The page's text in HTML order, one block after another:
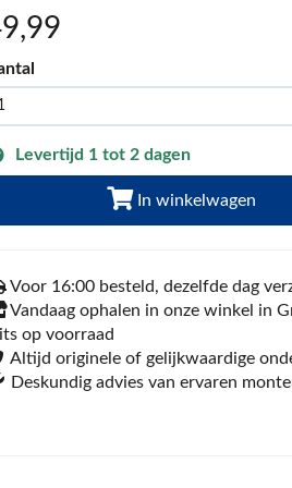
,99
Levertijd 1 tot 2 dagen
In winkelwagen
Voor 16:00 besteld, dezelfde dag
Vandaag ophalen in onze winkel in
op voorraad
Altijd originele of gelijkwaardige
Deskundig advies van ervaren